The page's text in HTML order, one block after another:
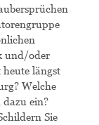
und/oder
heute längst
Welche
dazu ein?
Sie